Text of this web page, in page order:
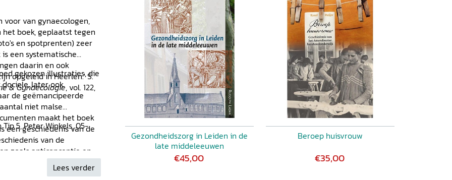
van gynaecologen,
het boek, geplaatst tegen
en spotprenten) zeer
een systematische
daarin en ook
opgeleid in Heerlen.' S.
& Gynaecologie, vol. 122,
gekozen illustraties, die
later ook
de geëmancipeerde
niet malse
maakt het boek
een geschiedenis van de
van de
zoals anticonceptie en
geschiedenis van de
van de Katholieke kerk in
5, Peter Winkels, 05-
Lees verder
Gezondheidszorg in Leiden in de
late middeleeuwen
€45,00
Beroep huisvrouw
€35,00